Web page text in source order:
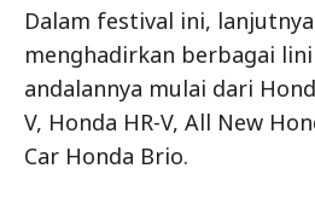
Dalam festival ini,
menghadirkan berbagai
andalannya mulai dari
V, Honda HR-V, All New
Car Honda Brio.